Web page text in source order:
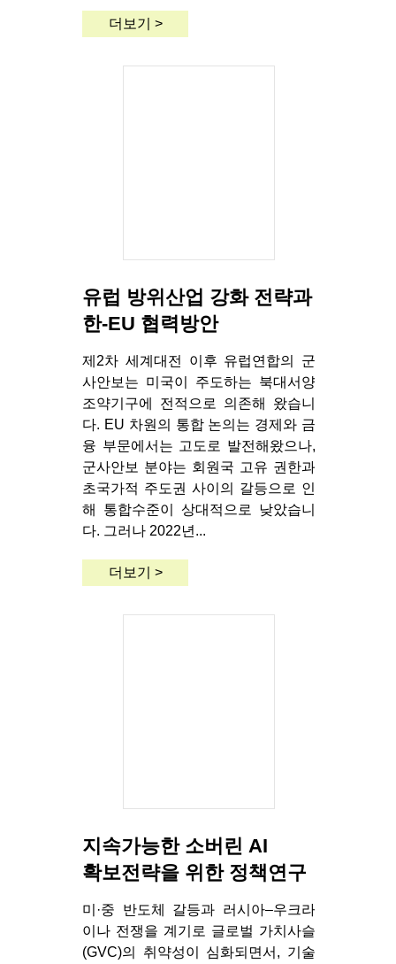
더보기 >
유럽 방위산업 강화 전략과
한-EU 협력방안
제2차 세계대전 이후 유럽연합의 군
사안보는 미국이 주도하는 북대서양
조약기구에 전적으로 의존해 왔습니
다. EU 차원의 통합 논의는 경제와 금
융 부문에서는 고도로 발전해왔으나,
군사안보 분야는 회원국 고유 권한과
초국가적 주도권 사이의 갈등으로 인
해 통합수준이 상대적으로 낮았습니
다. 그러나 2022년...
더보기 >
지속가능한 소버린 AI
확보전략을 위한 정책연구
미·중 반도체 갈등과 러시아–우크라
이나 전쟁을 계기로 글로벌 가치사슬
(GVC)의 취약성이 심화되면서, 기술